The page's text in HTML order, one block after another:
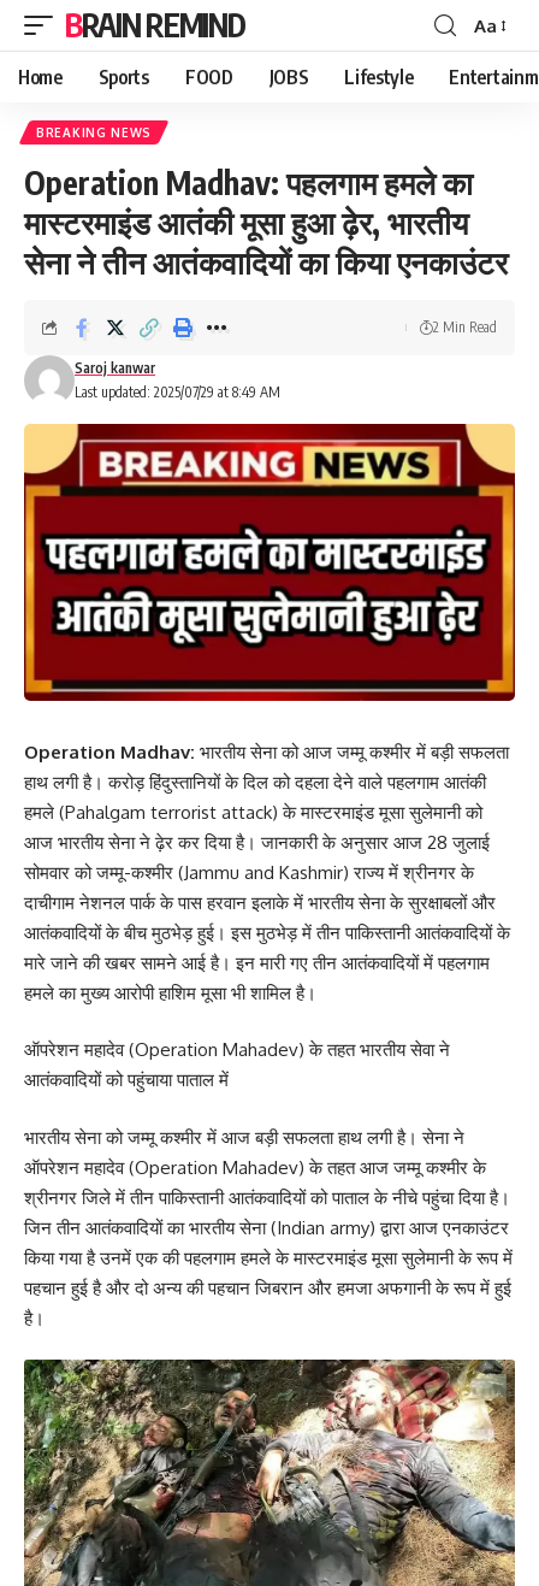
BRAIN REMIND
Font
Resizer
Aa
Home Sports FOOD JOBS Lifestyle
BREAKING NEWS
Operation Madhav: पहलगाम हमले का
मास्टरमाइंड आतंकी मूसा हुआ ढ़ेर, भारतीय
सेना ने तीन आतंकवादियों का किया एनकाउंटर
Last updated: 2025/07/29 at 8:49 AM
Saroj kanwar
2 Min Read
Operation Madhav: भारतीय सेना को आज जम्मू कश्मीर में बड़ी सफलता
हाथ लगी है। करोड़ हिंदुस्तानियों के दिल को दहला देने वाले पहलगाम आतंकी
हमले (Pahalgam terrorist attack) के मास्टरमाइंड मूसा सुलेमानी को
आज भारतीय सेना ने ढ़ेर कर दिया है। जानकारी के अनुसार आज 28 जुलाई
सोमवार को जम्मू-कश्मीर (Jammu and Kashmir) राज्य में श्रीनगर के
दाचीगाम नेशनल पार्क के पास हरवान इलाके में भारतीय सेना के सुरक्षाबलों और
आतंकवादियों के बीच मुठभेड़ हुई। इस मुठभेड़ में तीन पाकिस्तानी आतंकवादियों के
मारे जाने की खबर सामने आई है। इन मारी गए तीन आतंकवादियों में पहलगाम
हमले का मुख्य आरोपी हाशिम मूसा भी शामिल है।
ऑपरेशन महादेव (Operation Mahadev) के तहत भारतीय सेवा ने
आतंकवादियों को पहुंचाया पाताल में
भारतीय सेना को जम्मू कश्मीर में आज बड़ी सफलता हाथ लगी है। सेना ने
ऑपरेशन महादेव (Operation Mahadev) के तहत आज जम्मू कश्मीर के
श्रीनगर जिले में तीन पाकिस्तानी आतंकवादियों को पाताल के नीचे पहुंचा दिया है।
जिन तीन आतंकवादियों का भारतीय सेना (Indian army) द्वारा आज एनकाउंटर
किया गया है उनमें एक की पहलगाम हमले के मास्टरमाइंड मूसा सुलेमानी के रूप में
पहचान हुई है और दो अन्य की पहचान जिबरान और हमजा अफगानी के रूप में हुई
है।